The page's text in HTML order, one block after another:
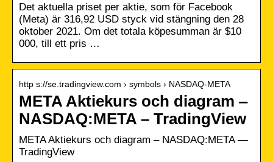
Det aktuella priset per aktie, som för Facebook
(Meta) är 316,92 USD styck vid stängning den 28
oktober 2021. Om det totala köpesumman är $10
000, till ett pris …
http s://se.tradingview.com › symbols › NASDAQ-META
META Aktiekurs och diagram ‒
NASDAQ:META – TradingView
META Aktiekurs och diagram ‒ NASDAQ:META —
TradingView